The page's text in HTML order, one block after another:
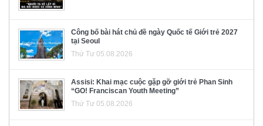
Công bố bài hát chủ đề ngày Quốc tế Giới trẻ 2027
tại Seoul
Thứ Tư 05.08.2026
Assisi: Khai mạc cuộc gặp gỡ giới trẻ Phan Sinh
“GO! Franciscan Youth Meeting”
Thứ Tư 05.08.2026